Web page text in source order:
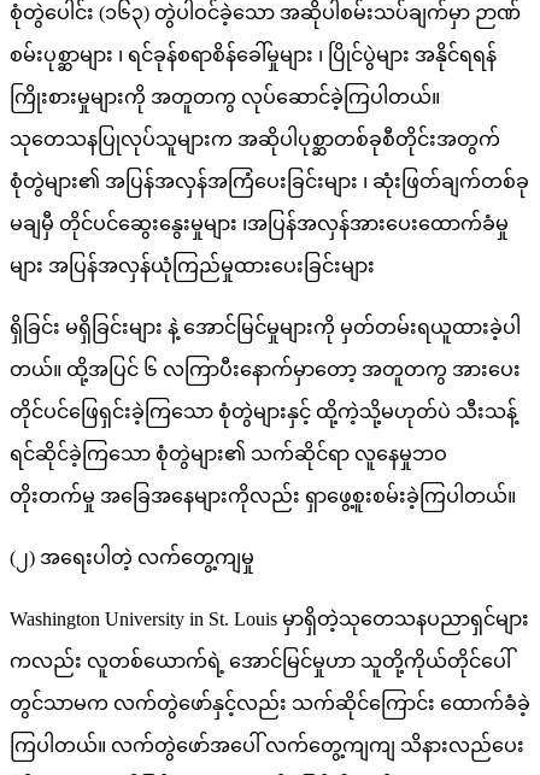
စုံတွဲပေါင်း (၁၆၃) တွဲပါဝင်ခဲ့သော အဆိုပါစမ်းသပ်ချက်မှာ ဉာဏ်
စမ်းပုစ္ဆာများ ၊ ရင်ခုန်စရာစိန်ခေါ်မှုများ ၊ ပြိုင်ပွဲများ အနိုင်ရရန်
ကြိုးစားမှုများကို အတူတကွ လုပ်ဆောင်ခဲ့ကြပါတယ်။
သုတေသနပြုလုပ်သူများက အဆိုပါပုစ္ဆာတစ်ခုစီတိုင်းအတွက်
စုံတွဲများ၏ အပြန်အလှန်အကြံပေးခြင်းများ ၊ ဆုံးဖြတ်ချက်တစ်ခု
မချမှီ တိုင်ပင်ဆွေးနွေးမှုများ ၊အပြန်အလှန်အားပေးထောက်ခံမှု
များ အပြန်အလှန်ယုံကြည်မှုထားပေးခြင်းများ
ရှိခြင်း မရှိခြင်းများ နဲ့ အောင်မြင်မှုများကို မှတ်တမ်းရယူထားခဲ့ပါ
တယ်။ ထို့အပြင် ၆ လကြာပီးနောက်မှာတော့ အတူတကွ အားပေး
တိုင်ပင်ဖြေရှင်းခဲ့ကြသော စုံတွဲများနှင့် ထို့ကဲ့သို့မဟုတ်ပဲ သီးသန့်
ရင်ဆိုင်ခဲ့ကြသော စုံတွဲများ၏ သက်ဆိုင်ရာ လူနေမှုဘဝ
တိုးတက်မှု အခြေအနေများကိုလည်း ရှာဖွေ့စူးစမ်းခဲ့ကြပါတယ်။
(၂) အရေးပါတဲ့ လက်တွေ့ကျမှု
Washington University in St. Louis မှာရှိတဲ့သုတေသနပညာရှင်များ
ကလည်း လူတစ်ယောက်ရဲ့ အောင်မြင်မှုဟာ သူတို့ကိုယ်တိုင်ပေါ်
တွင်သာမက လက်တွဲဖော်နှင့်လည်း သက်ဆိုင်ကြောင်း ထောက်ခံခဲ့
ကြပါတယ်။ လက်တွဲဖော်အ‌ပေါ် လက်တွေ့ကျကျ သိနားလည်ပေး